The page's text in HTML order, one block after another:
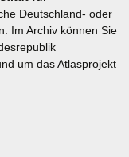
Deutschland- oder
Im Archiv können Sie
um das Atlasprojekt